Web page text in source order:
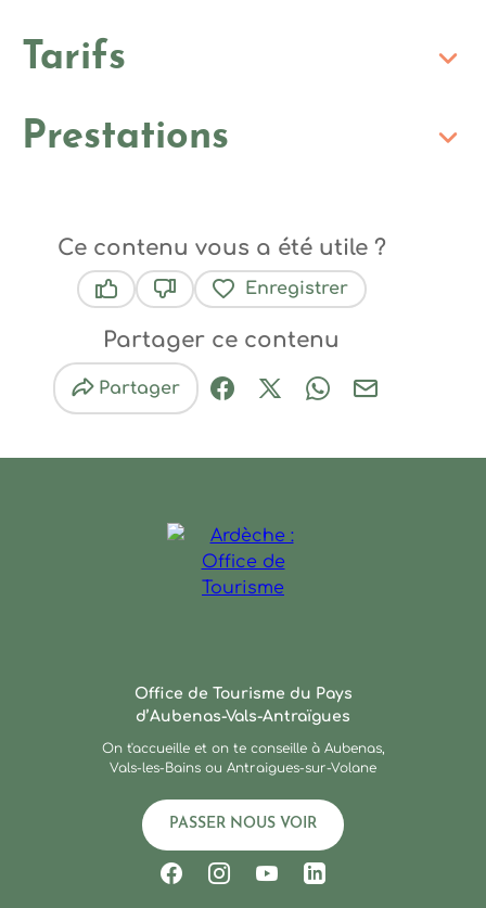
Tarifs
Prestations
Ce contenu vous a été utile ?
Enregistrer
Partager ce contenu
Partager
Partager sur Facebook
Partager sur X / Twitter
Partager sur
Partager par
Office de Tourisme du Pays
d’Aubenas-Vals-Antraïgues
On t'accueille et on te conseille à Aubenas,
Vals-les-Bains ou Antraigues-sur-Volane
PASSER NOUS VOIR
Suivez-nous sur Facebook
Suivez-nous sur Instagram
Suivez-nous sur
Suivez-nous sur